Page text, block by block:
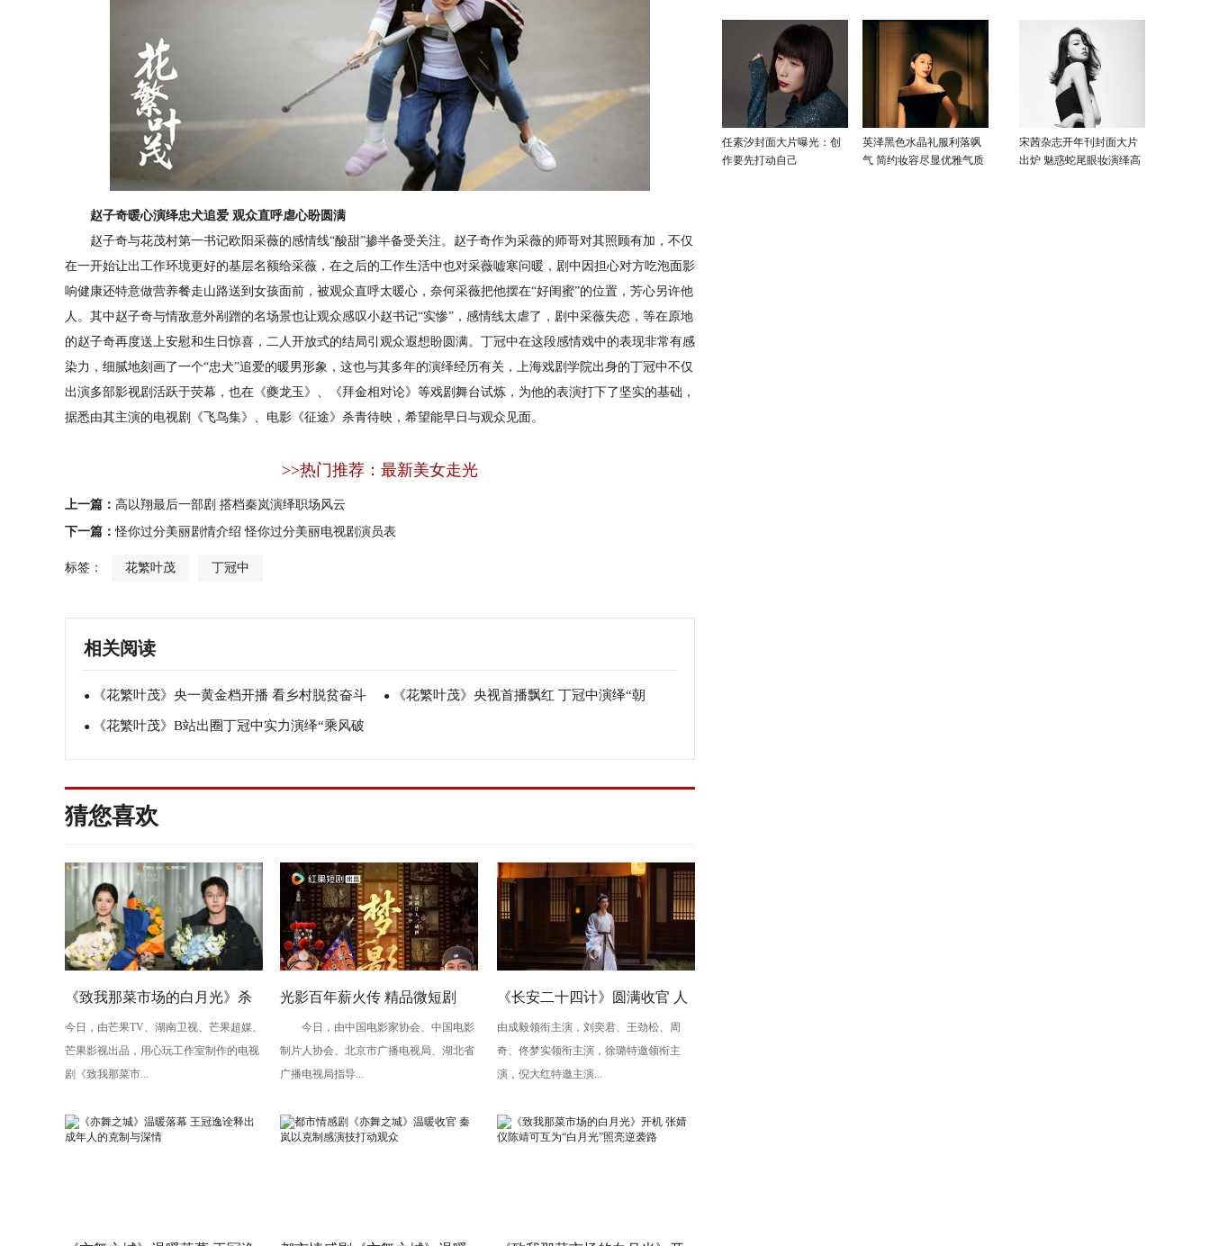
赵子奇暖心演绎忠犬追爱 观众直呼虐心盼圆满
赵子奇与花茂村第一书记欧阳采薇的感情线“酸甜”掺半备受关注。赵子奇作为采薇的师哥对其照顾有加，不仅
在一开始让出工作环境更好的基层名额给采薇，在之后的工作生活中也对采薇嘘寒问暖，剧中因担心对方吃泡面影
响健康还特意做营养餐走山路送到女孩面前，被观众直呼太暖心，奈何采薇把他摆在“好闺蜜”的位置，芳心另许他
人。其中赵子奇与情敌意外剐蹭的名场景也让观众感叹小赵书记“实惨”，感情线太虐了，剧中采薇失恋，等在原地
的赵子奇再度送上安慰和生日惊喜，二人开放式的结局引观众遐想盼圆满。丁冠中在这段感情戏中的表现非常有感
染力，细腻地刻画了一个“忠犬”追爱的暖男形象，这也与其多年的演绎经历有关，上海戏剧学院出身的丁冠中不仅
出演多部影视剧活跃于荧幕，也在《夔龙玉》、《拜金相对论》等戏剧舞台试炼，为他的表演打下了坚实的基础，
据悉由其主演的电视剧《飞鸟集》、电影《征途》杀青待映，希望能早日与观众见面。
>>热门推荐：最新美女走光
上一篇： 高以翔最后一部剧 搭档秦岚演绎职场风云
下一篇：怪你过分美丽剧情介绍 怪你过分美丽电视剧演员表
标签： 花繁叶茂 丁冠中
相关阅读
● 《花繁叶茂》央一黄金档开播 看乡村脱贫奋斗
百态
● 《花繁叶茂》央视首播飘红 丁冠中演绎“朝
● 《花繁叶茂》B站出圈丁冠中实力演绎“乘风破
浪”的当代青年
猜您喜欢
《致我那菜市场的白月光》杀
青 张婧仪陈靖可心向野互成光
今日，由芒果TV、湖南卫视、芒果超媒、
芒果影视出品，用心玩工作室制作的电视
剧《致我那菜市...
光影百年薪火传 精品微短剧
《梦影》定档 敬贺中国电影120
周年
今日，由中国电影家协会、中国电影
制片人协会、北京市广播电视局、湖北省
广播电视局指导...
《长安二十四计》圆满收官 人
间烟火照见人心
由成毅领衔主演，刘奕君、王劲松、周
奇、佟梦实领衔主演，徐璐特邀领衔主
演，倪大红特邀主演...
任素汐封面大片曝光：创
作要先打动自己
英泽黑色水晶礼服利落飒
气 简约妆容尽显优雅气质
宋茜杂志开年刊封面大片
出炉 魅惑蛇尾眼妆演绎高